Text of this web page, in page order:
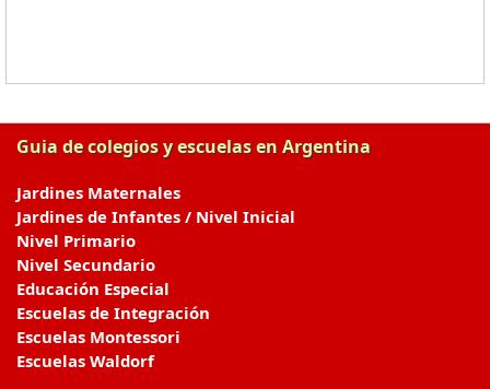
Guia de colegios y escuelas en Argentina
Jardines Maternales
Jardines de Infantes / Nivel Inicial
Nivel Primario
Nivel Secundario
Educación Especial
Escuelas de Integración
Escuelas Montessori
Escuelas Waldorf